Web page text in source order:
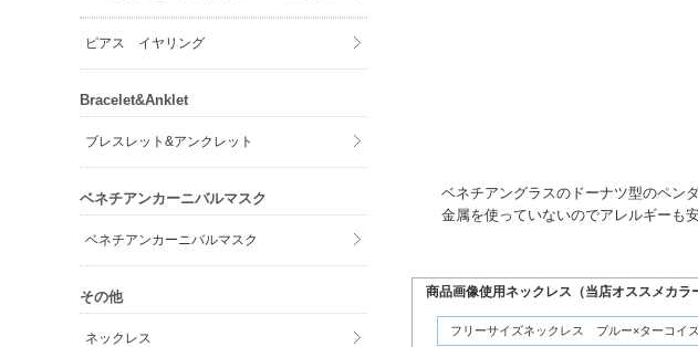
ベネチアングラスのドーナツ型のペン
金属を使っていないのでアレルギーも
商品画像使用ネックレス（当店オススメカラ
フリーサイズネックレス ブルー×ターコイ
ピアス イヤリング
Bracelet&Anklet
ブレスレット&アンクレット
ベネチアンカーニバルマスク
ベネチアンカーニバルマスク
その他
ネックレス